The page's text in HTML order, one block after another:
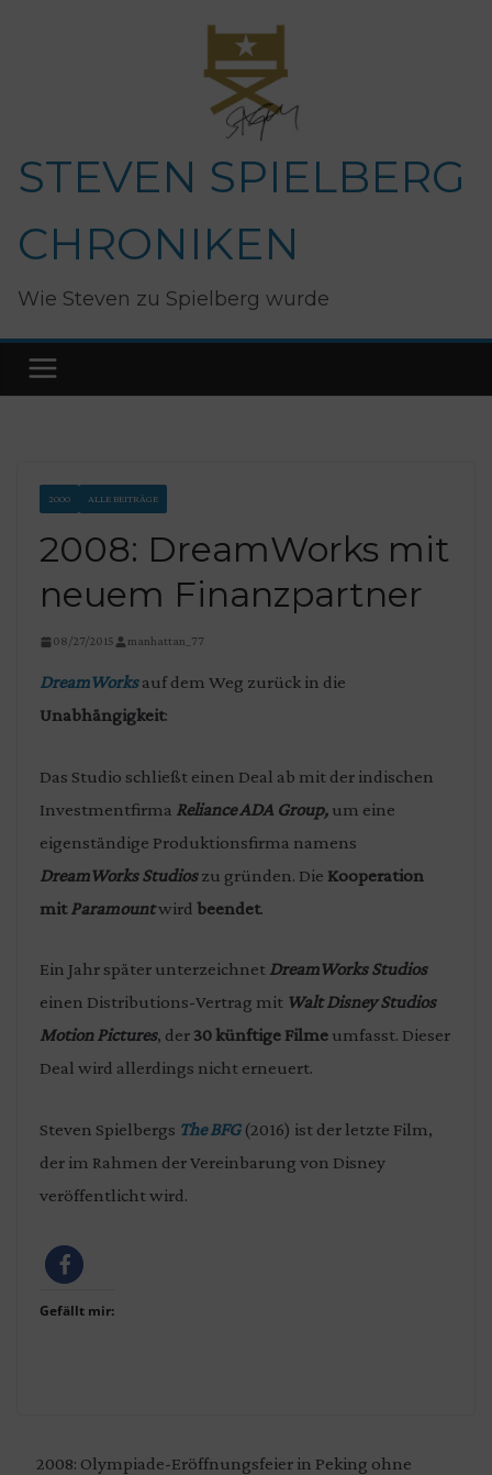
STEVEN SPIELBERG
CHRONIKEN
Wie Steven zu Spielberg wurde
2000 ALLE BEITRÄGE
2008: DreamWorks mit
neuem Finanzpartner
08/27/2015 manhattan_77
DreamWorksauf dem Weg zurück in die
Unabhängigkeit:
Das Studio schließt einen Deal ab mit der indischen
Investmentfirma Reliance ADA Group, um eine
eigenständige Produktionsfirma namens
DreamWorks Studioszu gründen. Die Kooperation
mit Paramountwird beendet.
Ein Jahr später unterzeichnet DreamWorks Studios
einen Distributions-Vertrag mit Walt Disney Studios
Motion Pictures, der 30 künftige Filme umfasst. Dieser
Deal wird allerdings nicht erneuert.
Steven Spielbergs The BFG(2016) ist der letzte Film,
der im Rahmen der Vereinbarung von Disney
veröffentlicht wird.
Gefällt mir:
2008: Olympiade-Eröffnungsfeier in Peking ohne